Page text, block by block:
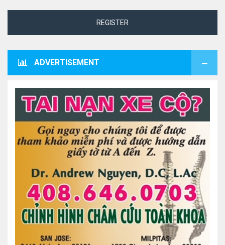
REGISTER
ADVERTISEMENT